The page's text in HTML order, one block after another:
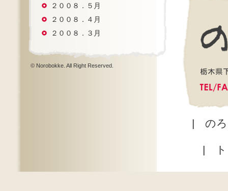
２００８．５月
２００８．４月
２００８．３月
© Norobokke. All Right Reserved.
| の
|